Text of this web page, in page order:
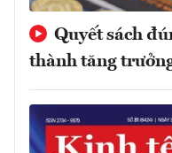
Quyết sách
thành tăng